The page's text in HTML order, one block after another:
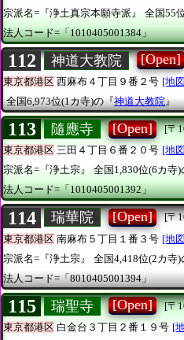
宗派名=『浄土真宗本願寺派』
全国55
法人コード=「1010405001384」
112 神道大教院 [Open]
東京都港区 西麻布４丁目９番２号 [地
全国6,973位(1カ寺)の『神道大教院
113 隨應寺 [Open]
[〒
東京都港区 三田４丁目６番２０号 [地
宗派名=『浄土宗』
全国1,830位(6カ寺)
法人コード=「1010405001392」
114 瑞華院 [Open]
[〒
東京都港区 南麻布５丁目１番３号 [地
宗派名=『浄土宗』
全国4,418位(2カ寺)
法人コード=「8010405001394」
115 瑞聖寺 [Open]
[〒
東京都港区 白金台３丁目２番１９号 [